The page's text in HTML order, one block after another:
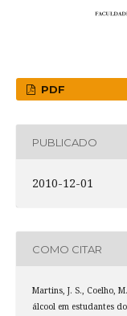
PDF
PUBLICADO
2010-12-01
COMO CITAR
Martins, J. S., Coelho,
álcool em estudantes